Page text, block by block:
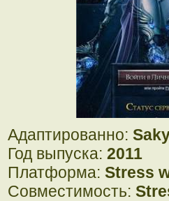
Адаптированно:
Год выпуска: 2011
Платформа: Stress
Совместимость: